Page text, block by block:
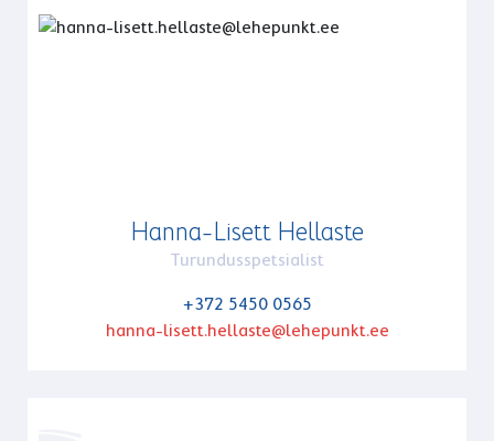
Hanna-Lisett Hellaste
Turundusspetsialist
+372 5450 0565
hanna-lisett.hellaste@lehepunkt.ee